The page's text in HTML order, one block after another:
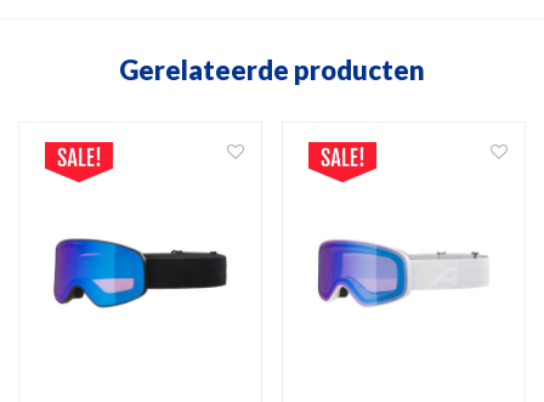
Gerelateerde producten